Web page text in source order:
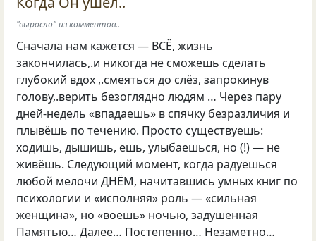
"выросло" из комментов..
Сначала нам кажется — ВСЁ, жизнь
закончилась,.и никогда не сможешь сделать
глубокий вдох ,.смеяться до слёз, запрокинув
голову,.верить безоглядно людям … Через пару
дней-недель «впадаешь» в спячку безразличия и
плывёшь по течению. Просто существуешь:
ходишь, дышишь, ешь, улыбаешься, но (!) — не
живёшь. Следующий момент, когда радуешься
любой мелочи ДНЁМ, начитавшись умных книг по
психологии и «исполняя» роль — «сильная
женщина», но «воешь» ночью, задушенная
Памятью… Далее… Постепенно… Незаметно…